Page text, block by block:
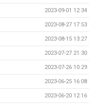
2023-09-01 12:34
2023-08-27 17:53
2023-08-15 13:27
2023-07-27 21:30
2023-07-26 10:29
2023-06-25 16:08
2023-06-20 12:16